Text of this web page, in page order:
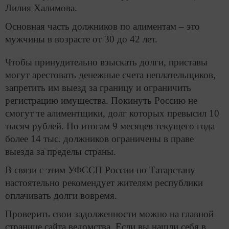
Лилия Халимова.
Основная часть должников по алиментам – это
мужчины в возрасте от 30 до 42 лет.
Чтобы принудительно взыскать долги, приставы
могут арестовать денежные счета неплательщиков,
запретить им выезд за границу и ограничить
регистрацию имущества. Покинуть Россию не
смогут те алиментщики, долг которых превысил 10
тысяч рублей. По итогам 9 месяцев текущего года
более 14 тыс. должников ограничены в праве
выезда за пределы страны.
В связи с этим УФССП России по Татарстану
настоятельно рекомендует жителям республики
оплачивать долги вовремя.
Проверить свои задолженности можно на главной
странице сайта ведомства. Если вы нашли себя в